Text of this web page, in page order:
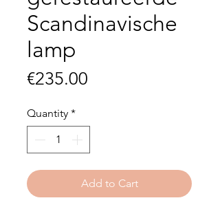
Scandinavische
lamp
€235.00
Quantity *
Add to Cart